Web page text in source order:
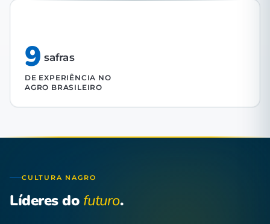
9 safras
DE EXPERIÊNCIA NO
AGRO BRASILEIRO
CULTURA NAGRO
Líderes do futuro.